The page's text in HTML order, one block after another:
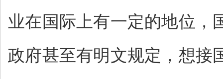
业在国际上有一定的地位，
政府甚至有明文规定，想接